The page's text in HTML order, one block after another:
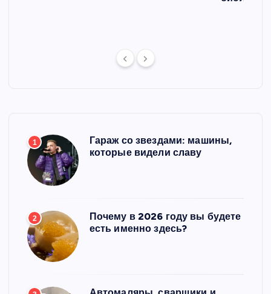
1
Гараж со звездами: машины,
которые видели славу
2
Почему в 2026 году вы будете
есть именно здесь?